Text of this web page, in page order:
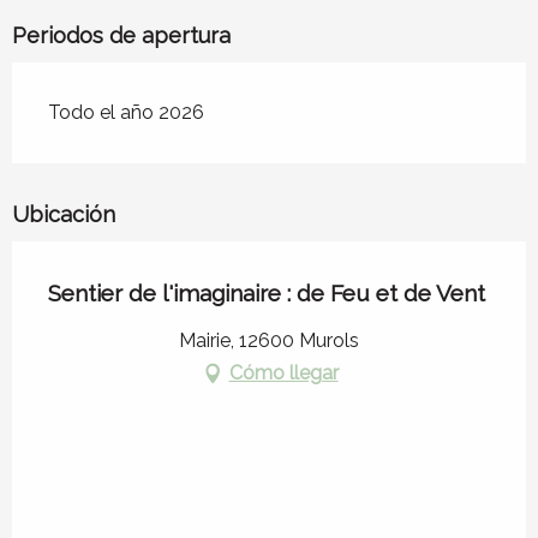
Periodos de apertura
Todo el año 2026
Ubicación
Sentier de l'imaginaire : de Feu et de Vent
Mairie, 12600 Murols
Cómo llegar